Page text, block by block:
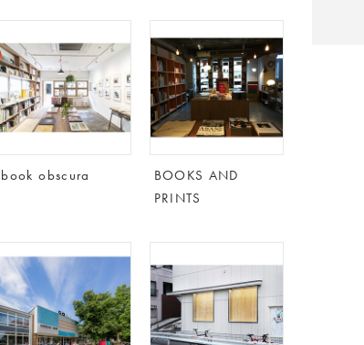
book obscura
BOOKS AND
PRINTS